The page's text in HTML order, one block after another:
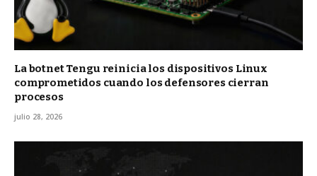
La botnet Tengu reinicia los dispositivos Linux
comprometidos cuando los defensores cierran
procesos
julio 28, 2026